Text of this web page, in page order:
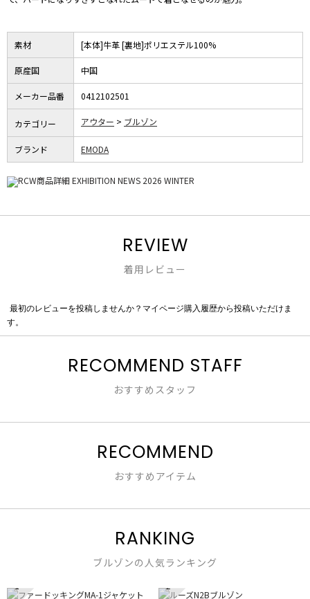
素材 [本体]牛革 [裏地]ポリエステル100%
原産国 中国
メーカー品番 0412102501
カテゴリー アウター ブルゾン
ブランド EMODA
REVIEW
着用レビュー
評
価
最初のレビューを投稿しませんか？マイページ購入履歴から投稿いただけま
す。
RECOMMEND STAFF
おすすめスタッフ
RECOMMEND
おすすめアイテム
RANKING
ブルゾンの人気ランキング
1 2